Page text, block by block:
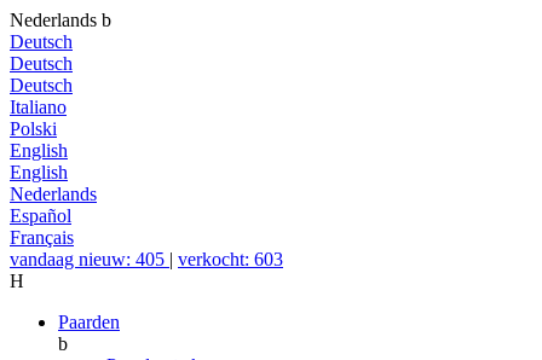
Nederlands b
Deutsch
Deutsch
Deutsch
Italiano
Polski
English
English
Nederlands
Español
Français
vandaag nieuw: 405 | verkocht: 603
H
Paarden
b